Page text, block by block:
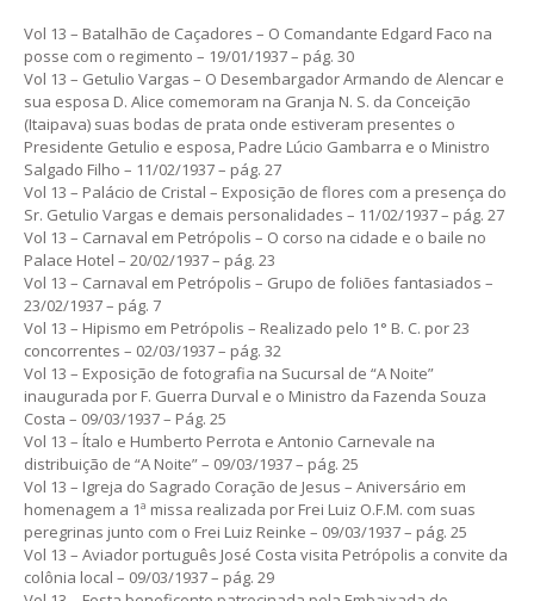
Vol 13 – Batalhão de Caçadores – O Comandante Edgard Faco na
posse com o regimento – 19/01/1937 – pág. 30
Vol 13 – Getulio Vargas – O Desembargador Armando de Alencar e
sua esposa D. Alice comemoram na Granja N. S. da Conceição
(Itaipava) suas bodas de prata onde estiveram presentes o
Presidente Getulio e esposa, Padre Lúcio Gambarra e o Ministro
Salgado Filho – 11/02/1937 – pág. 27
Vol 13 – Palácio de Cristal – Exposição de flores com a presença do
Sr. Getulio Vargas e demais personalidades – 11/02/1937 – pág. 27
Vol 13 – Carnaval em Petrópolis – O corso na cidade e o baile no
Palace Hotel – 20/02/1937 – pág. 23
Vol 13 – Carnaval em Petrópolis – Grupo de foliões fantasiados –
23/02/1937 – pág. 7
Vol 13 – Hipismo em Petrópolis – Realizado pelo 1° B. C. por 23
concorrentes – 02/03/1937 – pág. 32
Vol 13 – Exposição de fotografia na Sucursal de “A Noite”
inaugurada por F. Guerra Durval e o Ministro da Fazenda Souza
Costa – 09/03/1937 – Pág. 25
Vol 13 – Ítalo e Humberto Perrota e Antonio Carnevale na
distribuição de “A Noite” – 09/03/1937 – pág. 25
Vol 13 – Igreja do Sagrado Coração de Jesus – Aniversário em
homenagem a 1ª missa realizada por Frei Luiz O.F.M. com suas
peregrinas junto com o Frei Luiz Reinke – 09/03/1937 – pág. 25
Vol 13 – Aviador português José Costa visita Petrópolis a convite da
colônia local – 09/03/1937 – pág. 29